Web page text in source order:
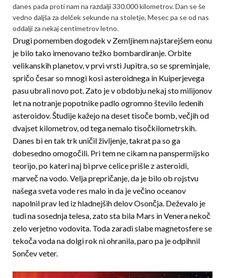
danes pada proti nam na razdalji 330.000 kilometrov. Dan se še
vedno daljša za delček sekunde na stoletje, Mesec pa se od nas
oddalji za nekaj centimetrov letno.
Drugi pomemben dogodek v Zemljinem najstarejšem eonu
je bilo tako imenovano težko bombardiranje. Orbite
velikanskih planetov, v prvi vrsti Jupitra, so se spreminjale,
spričo česar so mnogi kosi asteroidnega in Kuiperjevega
pasu ubrali novo pot. Zato je v obdobju nekaj sto milijonov
let na notranje popotnike padlo ogromno število ledenih
asteroidov. Študije kažejo na deset tisoče bomb, večjih od
dvajset kilometrov, od tega nemalo tisočkilometrs­kih.
Danes bi en tak trk uničil življenje, takrat pa so ga
dobesedno omogočili. Pri tem ne cikam na panspermijsko
teorijo, po kateri naj bi prve celice prišle z asteroidi,
marveč na vodo. Velja prepričanje, da je bilo ob rojstvu
našega sveta vode res malo in da je večino oceanov
napolnil prav led iz hladnejših delov Osončja. Deževalo je
tudi na sosednja telesa, zato sta bila Mars in Venera nekoč
zelo verjetno vodovita. Toda zaradi slabe magnetosfere se
tekoča voda na dolgi rok ni ohranila, paro pa je odpihnil
Sončev veter.